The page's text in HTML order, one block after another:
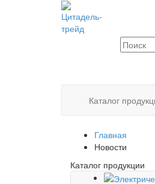
Каталог
Главная
Новости
Каталог продукции